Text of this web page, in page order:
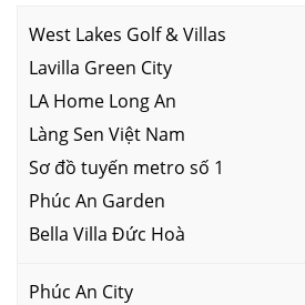
West Lakes Golf & Villas
Lavilla Green City
LA Home Long An
Làng Sen Việt Nam
Sơ đồ tuyến metro số 1
Phúc An Garden
Bella Villa Đức Hoà
Phúc An City